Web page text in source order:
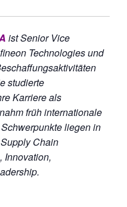
ist Senior Vice
Technologies und
studierte
Karriere als
früh internationale
liegen in
Chain
Innovation,